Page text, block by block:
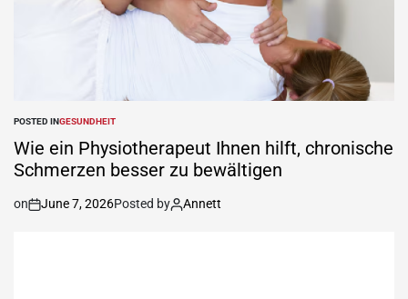
POSTED INGESUNDHEIT
Wie ein Physiotherapeut Ihnen hilft, chronische
Schmerzen besser zu bewältigen
on June 7, 2026Posted by Annett